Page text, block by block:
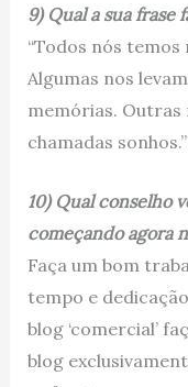
9) Qual a sua frase
“Todos nós
Algumas nos
memórias. Outras
chamadas
10) Qual conselho
começando agora
Faça um bom
tempo e
blog ‘comercial’
blog